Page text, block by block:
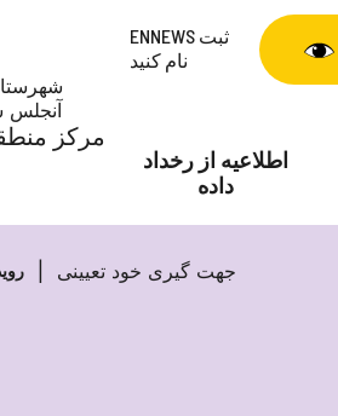
آنجلس
مرکز
ENNEWS ثبت
نام کنید
اطلاعیه از رخداد
داده
جهت گیری خود تعیینی